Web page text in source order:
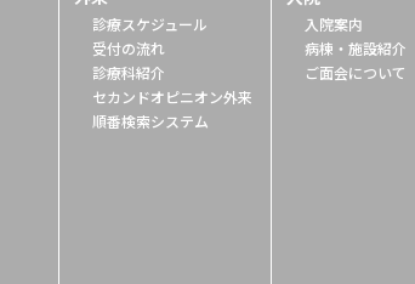
診療スケジュール
受付の流れ
診療科紹介
セカンドオピニオン外来
順番検索システム
入院案内
病棟・施設紹介
ご面会について